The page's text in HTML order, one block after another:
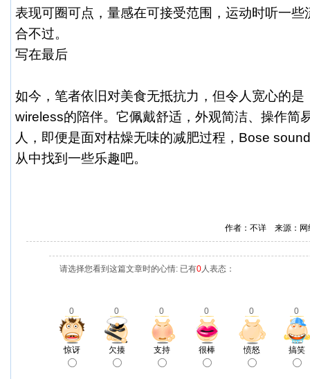
表现可圈可点，量感在可接受范围，运动时听一些
合不过。
写在最后
如今，笔者依旧对美食无抵抗力，但令人宽心的
wireless的陪伴。它佩戴舒适，外观简洁、操作简
人，即便是面对枯燥无味的减肥过程，Bose
从中找到一些乐趣吧。
作者：不详 来源：
请选择您看到这篇文章时的心情: 已有0人表态：
0 0 0 0 0 0
惊讶 欠揍 支持 很棒 愤怒 搞笑